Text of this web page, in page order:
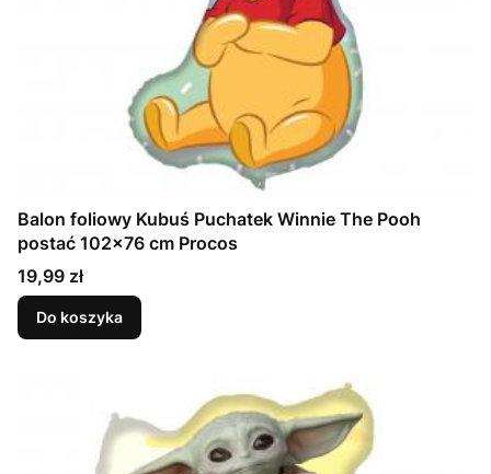
Balon foliowy Kubuś Puchatek Winnie The Pooh
postać 102x76 cm Procos
Cena
19,99 zł
Do koszyka